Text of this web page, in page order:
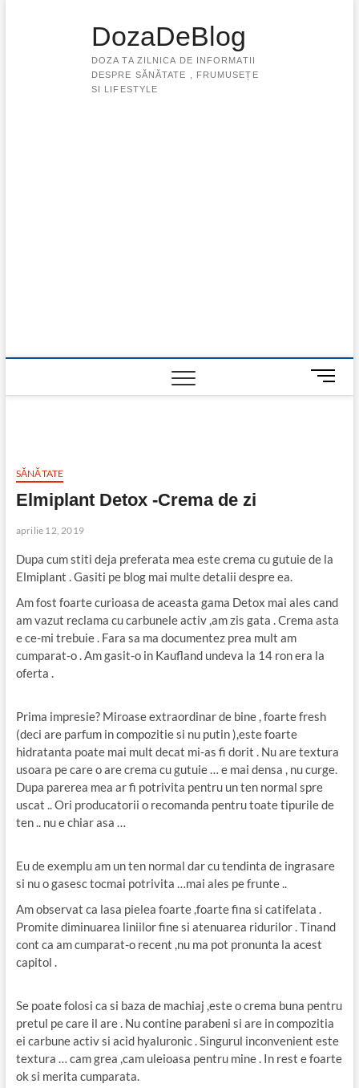
DozaDeBlog
DOZA TA ZILNICA DE INFORMATII
DESPRE SĂNĂTATE , FRUMUSEȚE
SI LIFESTYLE
M
e
SĂNĂTATE
Elmiplant Detox -Crema de zi
aprilie 12, 2019
Dupa cum stiti deja preferata mea este crema cu gutuie de la
Elmiplant . Gasiti pe blog mai multe detalii despre ea.
Am fost foarte curioasa de aceasta gama Detox mai ales cand
am vazut reclama cu carbunele activ ,am zis gata . Crema asta
e ce-mi trebuie . Fara sa ma documentez prea mult am
cumparat-o . Am gasit-o in Kaufland undeva la 14 ron era la
oferta .
Prima impresie? Miroase extraordinar de bine , foarte fresh
(deci are parfum in compozitie si nu putin ),este foarte
hidratanta poate mai mult decat mi-as fi dorit . Nu are textura
usoara pe care o are crema cu gutuie … e mai densa , nu curge.
Dupa parerea mea ar fi potrivita pentru un ten normal spre
uscat .. Ori producatorii o recomanda pentru toate tipurile de
ten .. nu e chiar asa …
Eu de exemplu am un ten normal dar cu tendinta de ingrasare
si nu o gasesc tocmai potrivita …mai ales pe frunte ..
Am observat ca lasa pielea foarte ,foarte fina si catifelata .
Promite diminuarea liniilor fine si atenuarea ridurilor . Tinand
cont ca am cumparat-o recent ,nu ma pot pronunta la acest
capitol .
Se poate folosi ca si baza de machiaj ,este o crema buna pentru
pretul pe care il are . Nu contine parabeni si are in compozitia
ei carbune activ si acid hyaluronic . Singurul inconvenient este
textura … cam grea ,cam uleioasa pentru mine . In rest e foarte
ok si merita cumparata.